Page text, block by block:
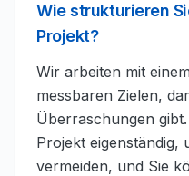
Wie strukturieren
Projekt?
Wir arbeiten mit
messbaren Zielen,
Überraschungen
Projekt eigenständig,
vermeiden, und Sie